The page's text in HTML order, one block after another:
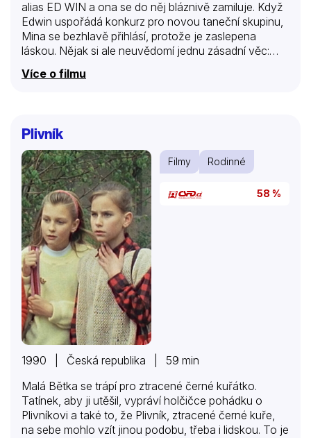
alias ED WIN a ona se do něj bláznivě zamiluje. Když
Edwin uspořádá konkurz pro novou taneční skupinu,
Mina se bezhlavě přihlásí, protože je zaslepena
láskou. Nějak si ale neuvědomí jednu zásadní věc:
neumí tančit! Plná pochybností o sobě samé, avšak s
podporou své temperamentní a moudré babičky a
neznáma a zůstane věrná sama sobě? Klasický, ale
přesto originální příběh o dospívání, plný humoru a
překvapivých zvratů.
Více o filmu
Plivník
Filmy Rodinné
58 %
1990 | Česká republika | 59 min
Malá Bětka se trápí pro ztracené černé kuřátko.
Tatínek, aby ji utěšil, vypráví holčičce pohádku o
Plivníkovi a také to, že Plivník, ztracené černé kuře,
na sebe mohlo vzít jinou podobu, třeba i lidskou. To je